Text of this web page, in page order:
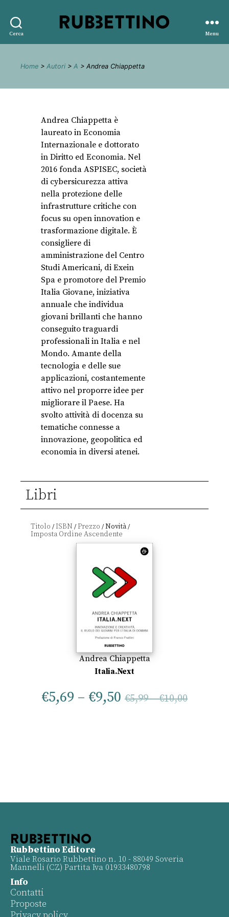
Cerca
editore
Menu
Home > Autori > A > Andrea Chiappetta
Andrea Chiappetta è
laureato in Economia
Internazionale e dottorato
in Diritto ed Economia. Nel
2016 fonda ASPISEC, società
di cybersicurezza attiva
nella protezione delle
infrastrutture critiche con
focus su open innovation e
trasformazione digitale. È
consigliere di
amministrazione del Centro
Studi Americani, di Exein
Spa e promotore del Premio
Italia Giovane, iniziativa
annuale che individua
giovani brillanti che hanno
conseguito traguardi
professionali in Italia e nel
Mondo. Amante della
tecnologia e delle sue
applicazioni, costantemente
attivo nel proporre idee per
migliorare il Paese. Ha
svolto attività di docenza su
tematiche connesse a
innovazione, geopolitica ed
economia in diversi atenei.
Libri
Titolo /ISBN /Prezzo /Novità/
Andrea Chiappetta
Italia.Next
€5,69 – €9,50 €5,99–€10,00
Rubbettino Editore
Viale Rosario Rubbettino n. 10 - 88049 Soveria
Mannelli (CZ) Partita Iva 01933480798
Info
Contatti
Proposte